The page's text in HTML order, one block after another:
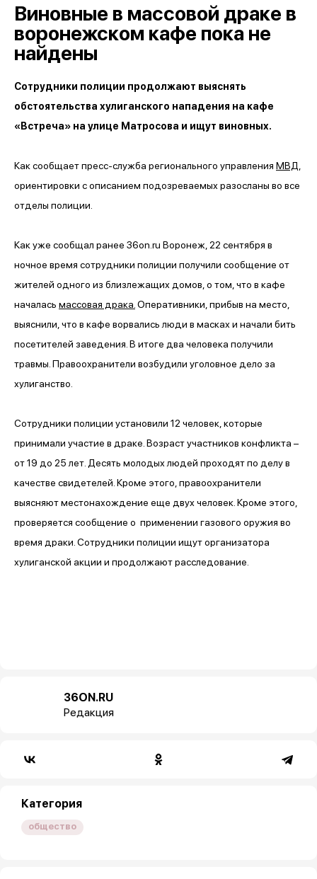
Виновные в массовой драке в
воронежском кафе пока не
найдены
Сотрудники полиции продолжают выяснять
обстоятельства хулиганского нападения на кафе
«Встреча» на улице Матросова и ищут виновных.
Как сообщает пресс-служба регионального управления МВД
ориентировки с описанием подозреваемых разосланы во все
отделы полиции.
Как уже сообщал ранее 36on.ru Воронеж, 22 сентября в
ночное время сотрудники полиции получили сообщение от
жителей одного из близлежащих домов, о том, что в кафе
началась массовая драка. Оперативники, прибыв на место,
выяснили, что в кафе ворвались люди в масках и начали бить
посетителей заведения. В итоге два человека получили
травмы. Правоохранители возбудили уголовное дело за
хулиганство.
Сотрудники полиции установили 12 человек, которые
принимали участие в драке. Возраст участников конфликта –
от 19 до 25 лет. Десять молодых людей проходят по делу в
качестве свидетелей. Кроме этого, правоохранители
выясняют местонахождение еще двух человек. Кроме этого,
проверяется сообщение о применении газового оружия во
время драки. Сотрудники полиции ищут организатора
хулиганской акции и продолжают расследование.
36ON.RU
Редакция
Категория
общество